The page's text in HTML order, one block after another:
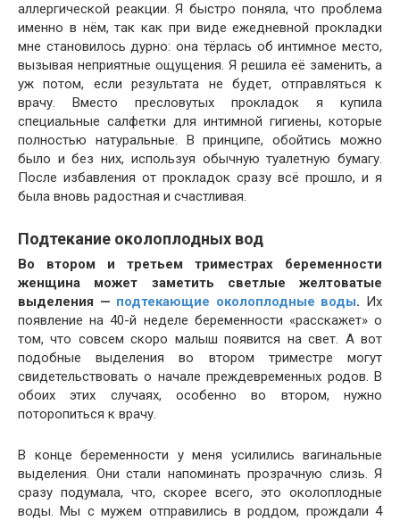
аллергической реакции. Я быстро поняла, что проблема
именно в нём, так как при виде ежедневной прокладки
мне становилось дурно: она тёрлась об интимное место,
вызывая неприятные ощущения. Я решила её заменить, а
уж потом, если результата не будет, отправляться к
врачу. Вместо пресловутых прокладок я купила
специальные салфетки для интимной гигиены, которые
полностью натуральные. В принципе, обойтись можно
было и без них, используя обычную туалетную бумагу.
После избавления от прокладок сразу всё прошло, и я
была вновь радостная и счастливая.
Подтекание околоплодных вод
Во втором и третьем триместрах беременности
женщина может заметить светлые желтоватые
выделения — подтекающие околоплодные воды. Их
появление на 40-й неделе беременности «расскажет» о
том, что совсем скоро малыш появится на свет. А вот
подобные выделения во втором триместре могут
свидетельствовать о начале преждевременных родов. В
обоих этих случаях, особенно во втором, нужно
поторопиться к врачу.
В конце беременности у меня усилились вагинальные
выделения. Они стали напоминать прозрачную слизь. Я
сразу подумала, что, скорее всего, это околоплодные
воды. Мы с мужем отправились в роддом, прождали 4